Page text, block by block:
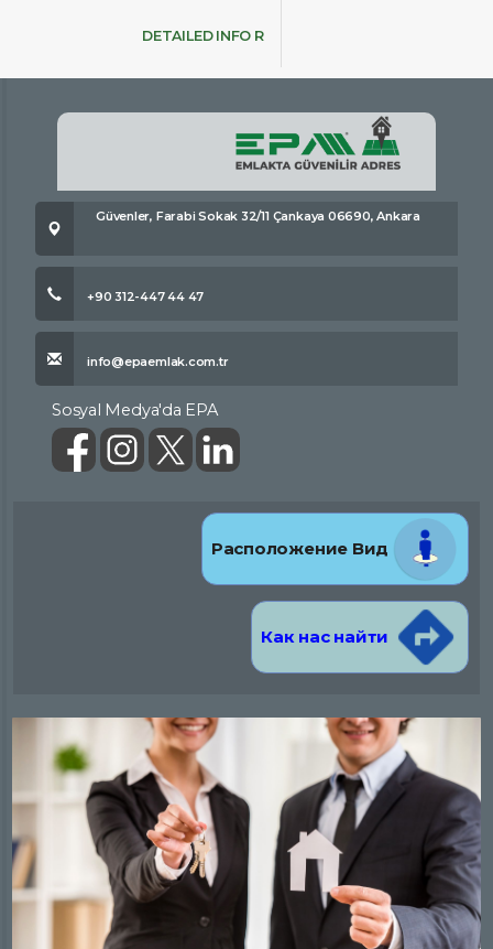
DETAILED INFO R
Güvenler, Farabi Sokak 32/11 Çankaya 06690, Ankara
+90 312-447 44 47
info@epaemlak.com.tr
Sosyal Medya'da EPA
Расположение Вид
Как нас найти